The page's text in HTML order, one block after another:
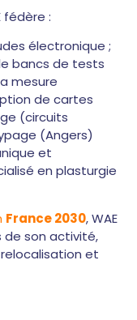
fédère :
électronique ;
bancs de tests
mesure
de cartes
(circuits
(Angers)
et
en plasturgie
France 2030, WAE
de son activité,
et